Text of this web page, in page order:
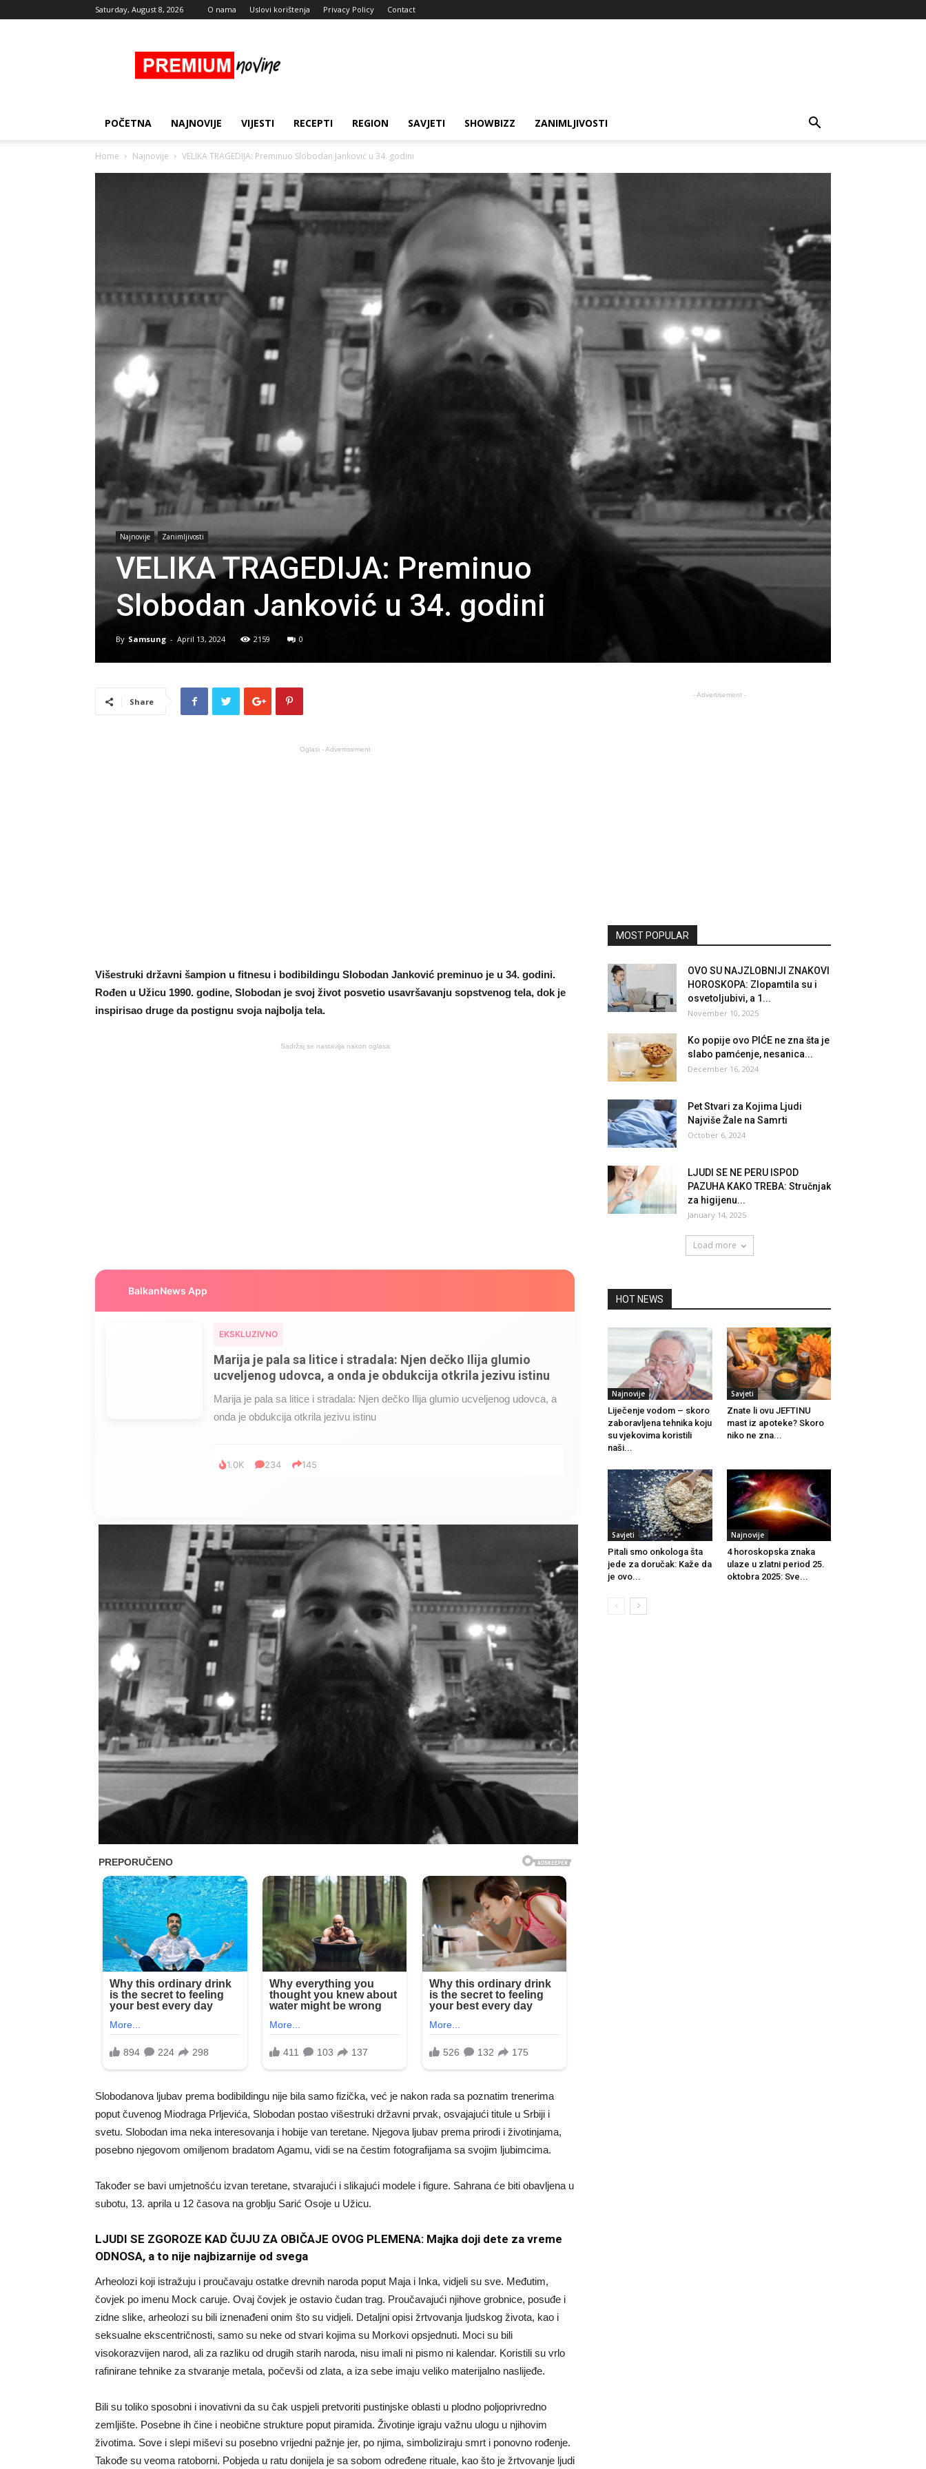
Saturday, August 8, 2026 O nama Uslovi korištenja Privacy Policy Contact
Novine
POČETNA NAJNOVIJE VIJESTI RECEPTI REGION SAVJETI SHOWBIZZ ZANIMLJIVOSTI
Home Najnovije VELIKA TRAGEDIJA: Preminuo Slobodan Janković u 34. godini
Najnovije Zanimljivosti
VELIKA TRAGEDIJA: Preminuo
Slobodan Janković u 34. godini
By Samsung - April 13, 2024 2159 0
Share
Oglasi - Advertisement
Višestruki državni šampion u fitnesu i bodibildingu Slobodan Janković preminuo je u 34. godini.
Rođen u Užicu 1990. godine, Slobodan je svoj život posvetio usavršavanju sopstvenog tela, dok je
inspirisao druge da postignu svoja najbolja tela.
Sadržaj se nastavlja nakon oglasa
BalkanNews App
EKSKLUZIVNO
Marija je pala sa litice i stradala: Njen dečko Ilija glumio
ucveljenog udovca, a onda je obdukcija otkrila jezivu istinu
Marija je pala sa litice i stradala: Njen dečko Ilija glumio ucveljenog udovca, a
onda je obdukcija otkrila jezivu istinu
1.0K 234 145
Slobodanova ljubav prema bodibildingu nije bila samo fizička, već je nakon rada sa poznatim trenerima
poput čuvenog Miodraga Prljevića, Slobodan postao višestruki državni prvak, osvajajući titule u Srbiji i
svetu. Slobodan ima neka interesovanja i hobije van teretane. Njegova ljubav prema prirodi i životinjama,
posebno njegovom omiljenom bradatom Agamu, vidi se na čestim fotografijama sa svojim ljubimcima.
Također se bavi umjetnošću izvan teretane, stvarajući i slikajući modele i figure. Sahrana će biti obavljena u
subotu, 13. aprila u 12 časova na groblju Sarić Osoje u Užicu.
LJUDI SE ZGOROZE KAD ČUJU ZA OBIČAJE OVOG PLEMENA: Majka doji dete za vreme
ODNOSA, a to nije najbizarnije od svega
Arheolozi koji istražuju i proučavaju ostatke drevnih naroda poput Maja i Inka, vidjeli su sve. Međutim,
čovjek po imenu Mock caruje. Ovaj čovjek je ostavio čudan trag. Proučavajući njihove grobnice, posuđe i
zidne slike, arheolozi su bili iznenađeni onim što su vidjeli. Detaljni opisi žrtvovanja ljudskog života, kao i
seksualne ekscentričnosti, samo su neke od stvari kojima su Morkovi opsjednuti. Moci su bili
visokorazvijen narod, ali za razliku od drugih starih naroda, nisu imali ni pismo ni kalendar. Koristili su vrlo
rafinirane tehnike za stvaranje metala, počevši od zlata, a iza sebe imaju veliko materijalno naslijeđe.
Bili su toliko sposobni i inovativni da su čak uspjeli pretvoriti pustinjske oblasti u plodno poljoprivredno
zemljište. Posebne ih čine i neobične strukture poput piramida. Životinje igraju važnu ulogu u njihovim
životima. Sove i slepi miševi su posebno vrijedni pažnje jer, po njima, simboliziraju smrt i ponovno rođenje.
Takođe su veoma ratoborni. Pobjeda u ratu donijela je sa sobom određene rituale, kao što je žrtvovanje ljudi
- Advertisement -
MOST POPULAR
OVO SU NAJZLOBNIJI ZNAKOVI
HOROSKOPA: Zlopamtila su i
osvetoljubivi, a 1...
November 10, 2025
Ko popije ovo PIĆE ne zna šta je
slabo pamćenje, nesanica...
December 16, 2024
Pet Stvari za Kojima Ljudi
Najviše Žale na Samrti
October 6, 2024
LJUDI SE NE PERU ISPOD
PAZUHA KAKO TREBA: Stručnjak
za higijenu...
January 14, 2025
Load more
HOT NEWS
Najnovije
Liječenje vodom – skoro
zaboravljena tehnika koju
su vjekovima koristili
naši...
Savjeti
Znate li ovu JEFTINU
mast iz apoteke? Skoro
niko ne zna...
Savjeti
Pitali smo onkologa šta
jede za doručak: Kaže da
je ovo...
Najnovije
4 horoskopska znaka
ulaze u zlatni period 25.
oktobra 2025: Sve...